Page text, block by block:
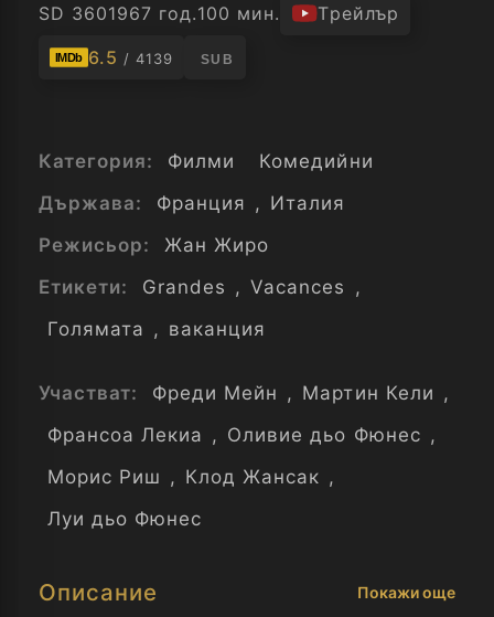
SD 3601967 год.100 мин. Трейлър
IMDb 6.5 / 4139 SUB
Категория: Филми
Комедийни
Държава:
Франция , Италия
Режисьор:
Жан Жиро
Етикети:
Grandes , Vacances ,
Голямата , ваканция
Участват: Фреди Мейн , Мартин Кели ,
Франсоа Лекиа , Оливие дьо Фюнес ,
Морис Риш , Клод Жансак ,
Луи дьо Фюнес
Описание Покажи още